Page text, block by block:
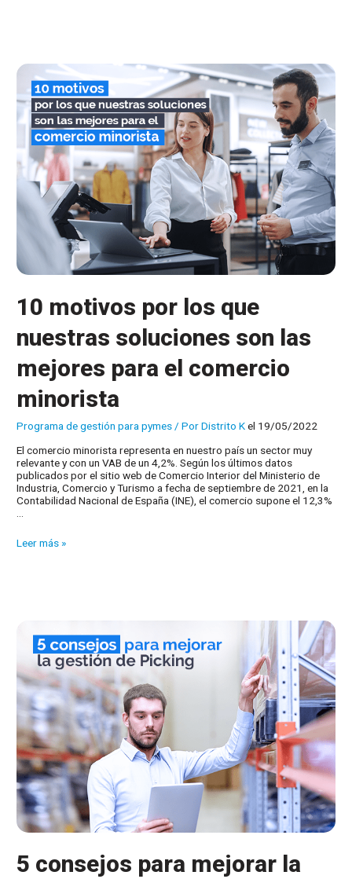
10 motivos por los que
nuestras soluciones son las
mejores para el comercio
minorista
Programa de gestión para pymes / PorDistrito Kel 19/05/2022
El comercio minorista representa en nuestro país un sector muy
relevante y con un VAB de un 4,2%. Según los últimos datos
publicados por el sitio web de Comercio Interior del Ministerio de
Industria, Comercio y Turismo a fecha de septiembre de 2021, en la
Contabilidad Nacional de España (INE), el comercio supone el 12,3%
…
10
mejores
para
el
comercio
minorista
Leer más »
5 consejos para mejorar la